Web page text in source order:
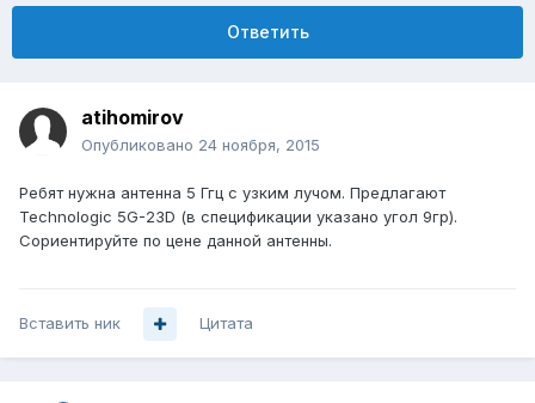
Ответить
atihomirov
Опубликовано 24 ноября, 2015
Ребят нужна антенна 5 Ггц с узким лучом. Предлагают
Technologic 5G-23D (в спецификации указано угол 9гр).
Сориентируйте по цене данной антенны.
Вставить ник Цитата